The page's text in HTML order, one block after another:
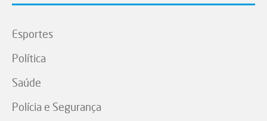
Esportes
Política
Saúde
Polícia e Segurança